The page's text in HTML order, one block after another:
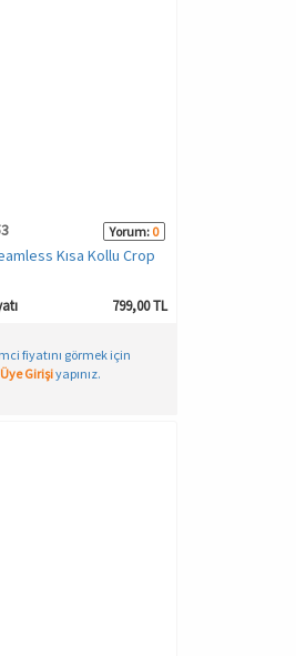
Yorum: 0
Kısa Kollu Crop
799,00 TL
fiyatını görmek için
Üye Girişiyapınız.